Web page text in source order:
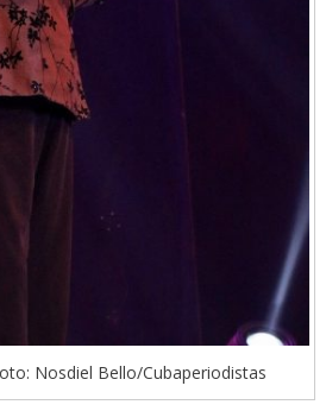
Nosdiel Bello/Cubaperiodistas